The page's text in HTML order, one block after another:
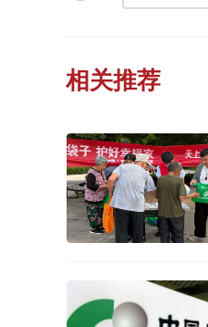
相关推荐